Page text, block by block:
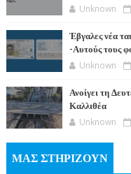
Unknown
Έβγαλες νέα
-Αυτούς τους
Unknown
Ανοίγει τη
Καλλιθέα
Unknown
ΜΑΣ ΣΤΗΡΙΖΟΥΝ